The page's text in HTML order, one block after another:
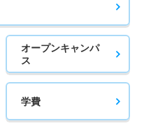
オープンキャンパ
ス
学費